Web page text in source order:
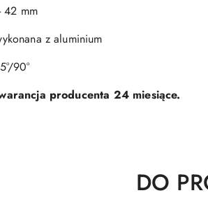
42 mm
z aluminium
90°
producenta 24 miesiące.
DO